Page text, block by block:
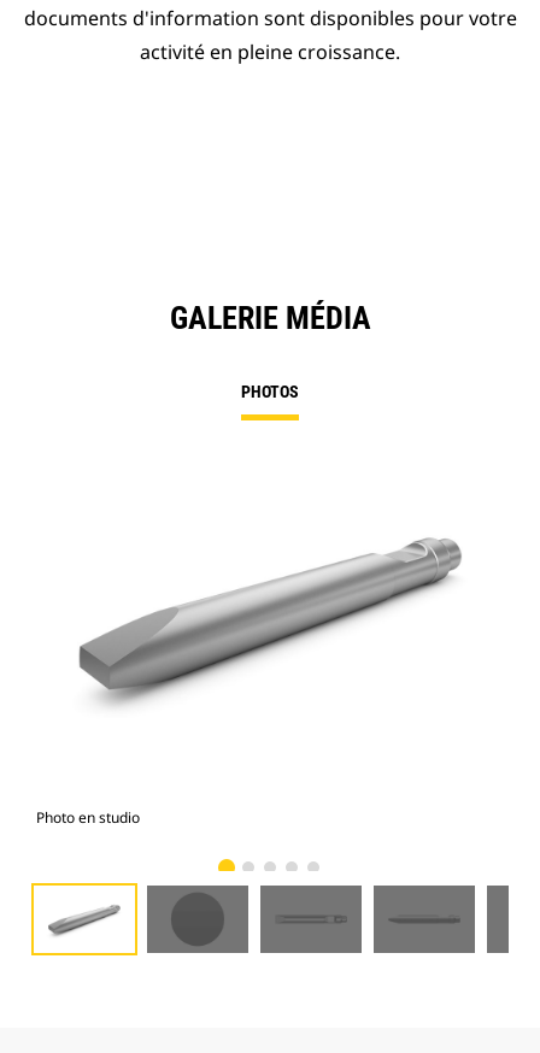
documents d'information sont disponibles pour votre
activité en pleine croissance.
GALERIE MÉDIA
PHOTOS
Photo en studio